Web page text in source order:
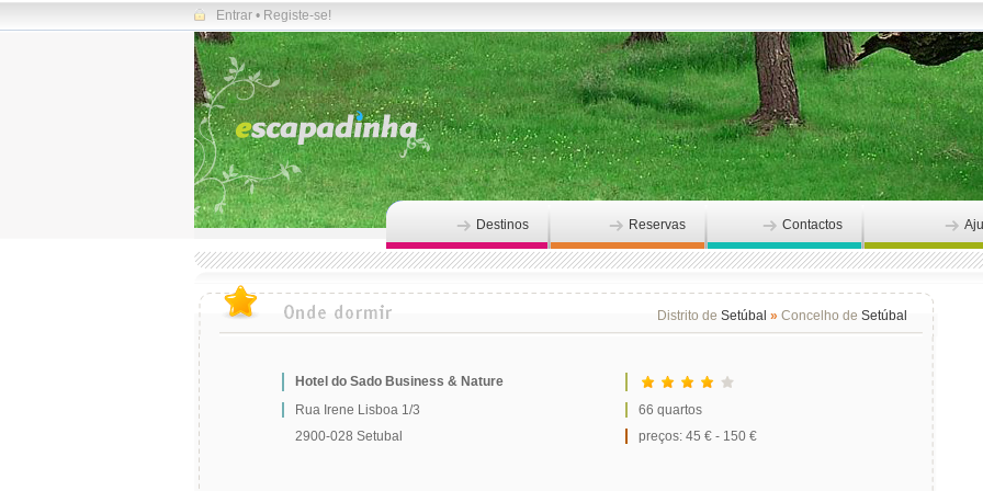
Entrar • Registe-se!
Destinos Reservas Contactos
Distrito de Setúbal » Concelho de Setúbal
Hotel do Sado Business & Nature
Rua Irene Lisboa 1/3
66 quartos
2900-028 Setubal
preços: 45 € - 150 €